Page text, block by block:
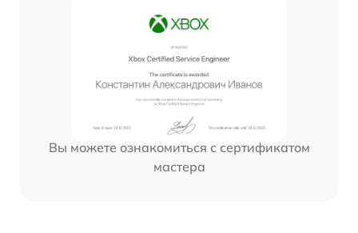
Вы можете ознакомиться с сертификатом
мастера